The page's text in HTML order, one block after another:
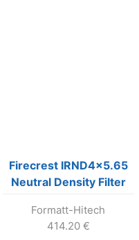
Firecrest IRND4x5.65
Neutral Density Filter
Formatt-Hitech
414.20 €